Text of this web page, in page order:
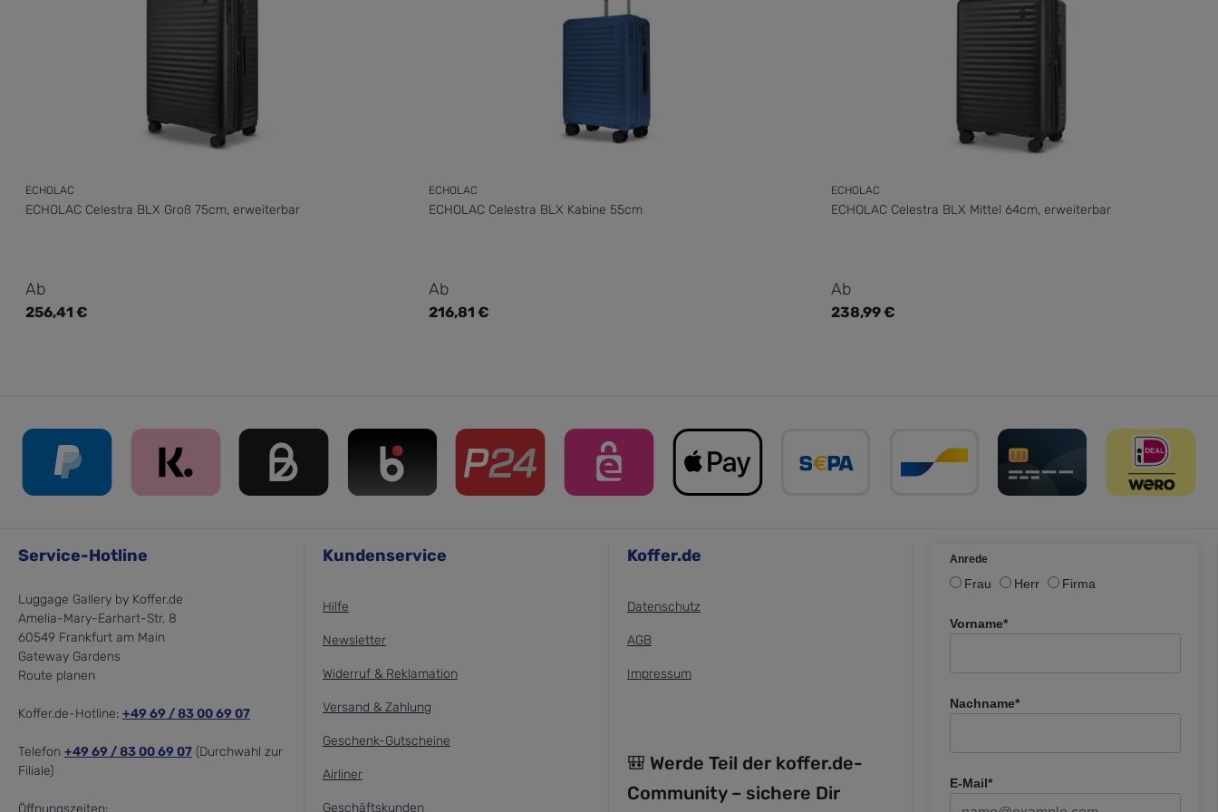
ECHOLAC
ECHOLAC Celestra BLX Groß 75cm, erweiterbar
Regulärer Preis:
Ab
256,41 €
ECHOLAC
ECHOLAC Celestra BLX Kabine 55cm
Regulärer Preis:
Ab
216,81 €
ECHOLAC
ECHOLAC Celestra BLX Mittel 64cm, erweiterbar
Regulärer Preis:
Ab
238,99 €
Service-Hotline
Luggage Gallery by Koffer.de
Amelia-Mary-Earhart-Str. 8
60549 Frankfurt am Main
Gateway Gardens
Route planen
Koffer.de-Hotline: +49 69 / 83 00 69 07
Telefon +49 69 / 83 00 69 07 (Durchwahl zur
Filiale)
Öffnungszeiten:
Kundenservice
Hilfe
Newsletter
Widerruf & Reklamation
Versand & Zahlung
Geschenk-Gutscheine
Airliner
Geschäftskunden
Koffer.de
Datenschutz
AGB
Impressum
🎒 Werde Teil der koffer.de-
Community – sichere Dir
Anrede
Frau Herr Firma
Vorname*
Nachname*
E-Mail*